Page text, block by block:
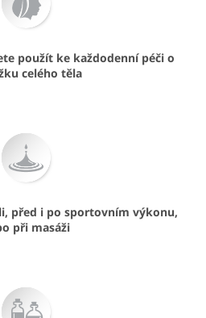
použít ke každodenní péči o
celého těla
před i po sportovním výkonu,
při masáži